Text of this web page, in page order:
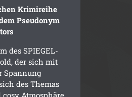
Krimireihe
Pseudonym
des SPIEGEL-
der sich mit
Spannung
des Themas
cosy Atmosphäre